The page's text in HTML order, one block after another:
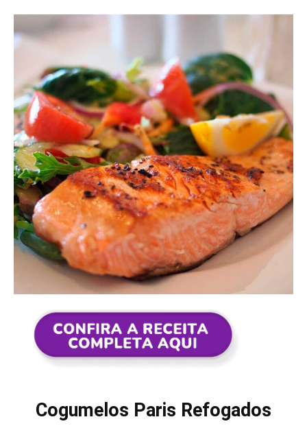
Cogumelos Paris Refogados